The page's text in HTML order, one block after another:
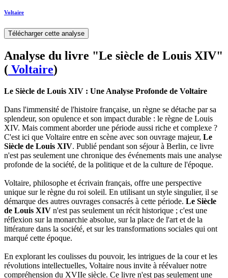
Voltaire
Télécharger cette analyse
Analyse du livre "Le siècle de Louis XIV"
( Voltaire)
Le Siècle de Louis XIV : Une Analyse Profonde de Voltaire
Dans l'immensité de l'histoire française, un règne se détache par sa
splendeur, son opulence et son impact durable : le règne de Louis
XIV. Mais comment aborder une période aussi riche et complexe ?
C'est ici que Voltaire entre en scène avec son ouvrage majeur, Le
Siècle de Louis XIV. Publié pendant son séjour à Berlin, ce livre
n'est pas seulement une chronique des événements mais une analyse
profonde de la société, de la politique et de la culture de l'époque.
Voltaire, philosophe et écrivain français, offre une perspective
unique sur le règne du roi soleil. En utilisant un style singulier, il se
démarque des autres ouvrages consacrés à cette période. Le Siècle
de Louis XIV n'est pas seulement un récit historique ; c'est une
réflexion sur la monarchie absolue, sur la place de l'art et de la
littérature dans la société, et sur les transformations sociales qui ont
marqué cette époque.
En explorant les coulisses du pouvoir, les intrigues de la cour et les
révolutions intellectuelles, Voltaire nous invite à réévaluer notre
compréhension du XVIIe siècle. Ce livre n'est pas seulement une